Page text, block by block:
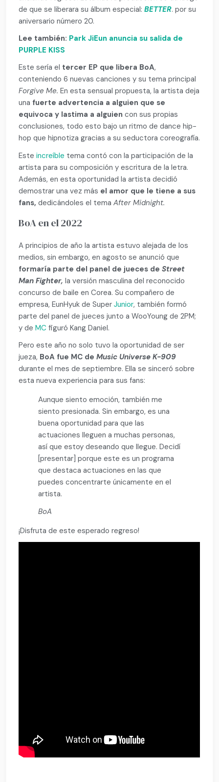
de que se liberara su álbum especial:BETTER. por su
aniversario número 20.
Lee también: Park JiEun anuncia su salida de
PURPLE KISS
Este sería el tercer EP que libera BoA,
conteniendo 6 nuevas canciones y su tema principal
Forgive Me. En esta sensual propuesta, la artista deja
una fuerte advertencia a alguien que se
equivoca y lastima a alguien con sus propias
conclusiones, todo esto bajo un ritmo de dance hip-
hop que hipnotiza gracias a su seductora coreografía.
Esteincreíble tema contó con la participación de la
artista para su composición y escritura de la letra.
Además, en esta oportunidad la artista decidió
demostrar una vez más el amor que le tiene a sus
fans, dedicándoles el temaAfter Midnight.
BoA en el 2022
A principios de año la artista estuvo alejada de los
medios, sin embargo, en agosto se anunció que
formaría parte del panel de jueces deStreet
Man Fighter, la versión masculina del reconocido
concurso de baile en Corea. Su compañero de
empresa, EunHyuk de SuperJunior, también formó
parte del panel de jueces junto a WooYoung de 2PM;
y deMC figuró Kang Daniel.
Pero este año no solo tuvo la oportunidad de ser
jueza, BoA fue MC deMusic Universe K-909
durante el mes de septiembre. Ella se sinceró sobre
esta nueva experiencia para sus fans:
Aunque siento emoción, también me
siento presionada. Sin embargo, es una
buena oportunidad para que las
actuaciones lleguen a muchas personas,
así que estoy deseando que llegue. Decidí
[presentar] porque este es un programa
que destaca actuaciones en las que
puedes concentrarte únicamente en el
artista.
BoA
¡Disfruta de este esperado regreso!